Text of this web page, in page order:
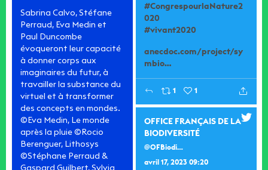
Sabrina Calvo, Stéfane
Perraud, Eva Medin et
Paul Duncombe
évoqueront leur capacité
à donner corps aux
imaginaires du futur, à
travailler la substance du
virtuel et à transformer
des concepts en mondes.
©Eva Medin, Le monde
après la pluie ©Rocio
Berenguer, Lithosys
©Stéphane Perraud &
Gaspard Guilbert, Sylvia
#CongrespourlaNature2
020
#vivant2020
anecdoc.com/project/sy
mbio…
1 1
OFFICE FRANÇAIS DE LA
BIODIVERSITÉ
@OFBiodiversite
avril 17, 2023 09:20